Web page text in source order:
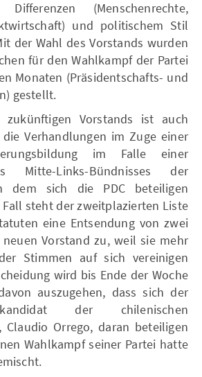
(Menschenrechte,
und politischem Stil
der Wahl des Vorstands wurden
für den Wahlkampf der Partei
Monaten (Präsidentschafts- und
gestellt.
Vorstands ist auch
Verhandlungen im Zuge einer
im Falle einer
Mitte-Links-Bündnisses der
dem sich die PDC beteiligen
steht der zweitplazierten Liste
eine Entsendung von zwei
Vorstand zu, weil sie mehr
Stimmen auf sich vereinigen
wird bis Ende der Woche
auszugehen, dass sich der
der chilenischen
Claudio Orrego, daran beteiligen
Wahlkampf seiner Partei hatte